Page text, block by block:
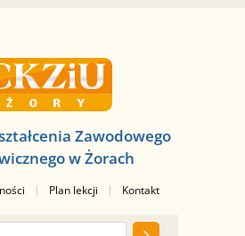
Zawodowego
w Żorach
| Plan lekcji | Kontakt